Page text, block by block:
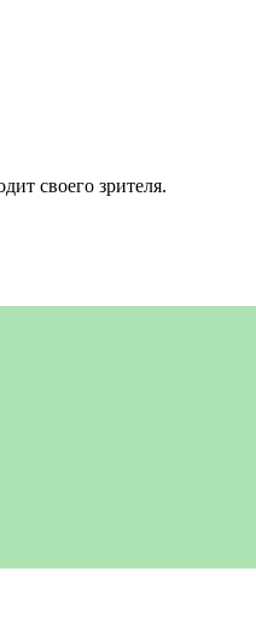
своего зрителя.